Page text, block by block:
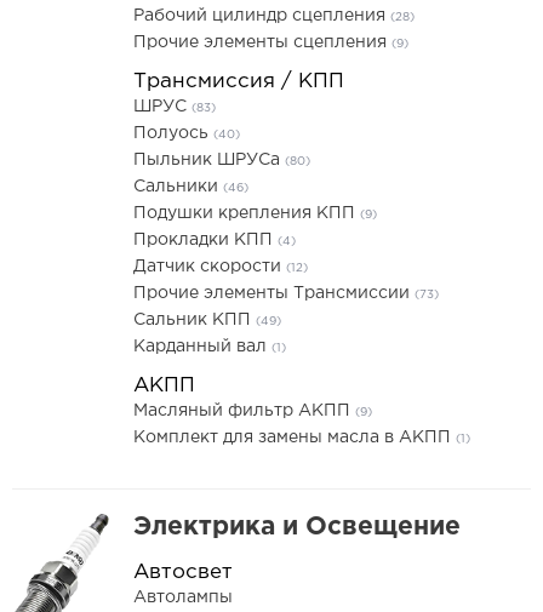
Рабочий цилиндр сцепления (28)
Прочие элементы сцепления (9)
Трансмиссия / КПП
ШРУС (83)
Полуось (40)
Пыльник ШРУСа (80)
Сальники (46)
Подушки крепления КПП (9)
Прокладки КПП (4)
Датчик скорости (12)
Прочие элементы Трансмиссии (73)
Сальник КПП (49)
Карданный вал (1)
АКПП
Масляный фильтр АКПП (9)
Комплект для замены масла в АКПП (1)
Электрика и Освещение
Автосвет
Автолампы